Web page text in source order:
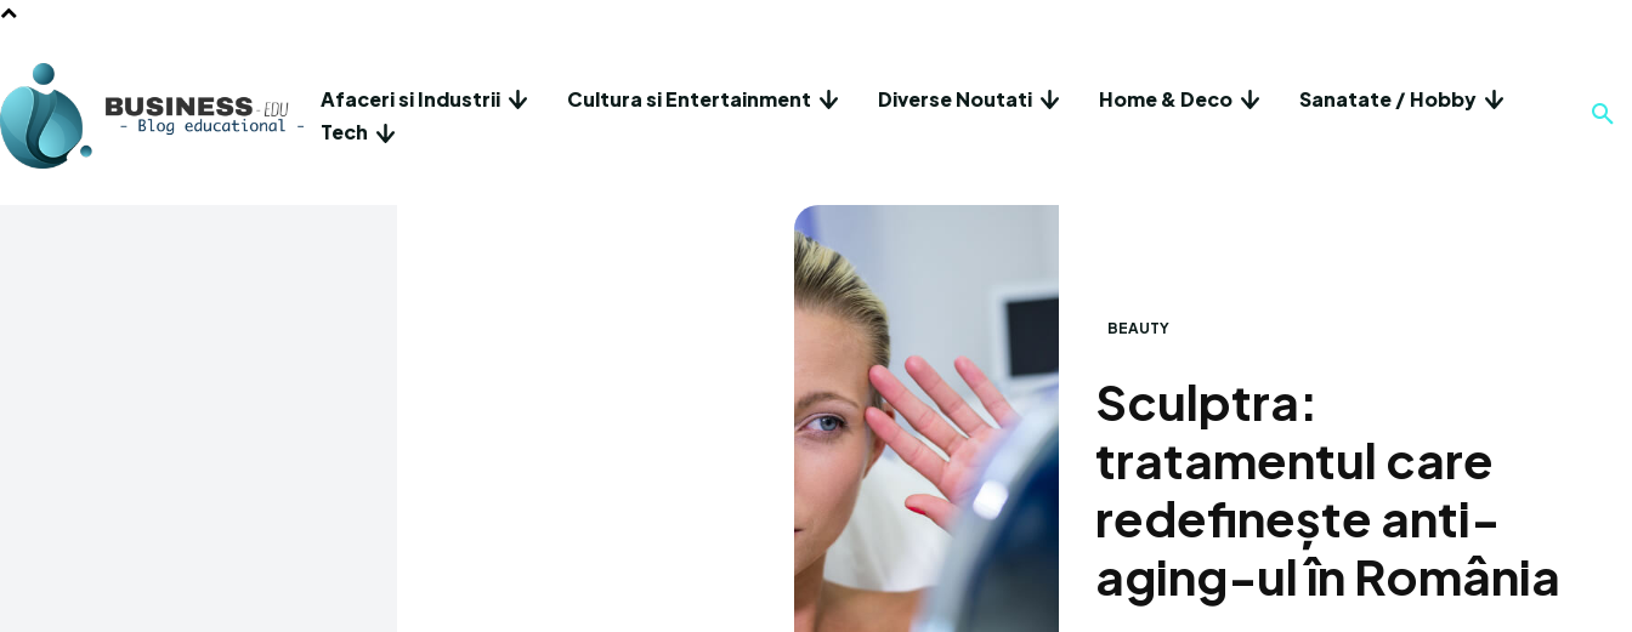
Afaceri si Industrii Cultura si Entertainment Diverse Noutati Home & Deco
Sanatate / Hobby
Tech
BEAUTY
Sculptra:
tratamentul care
redefinește anti-
aging-ul în România